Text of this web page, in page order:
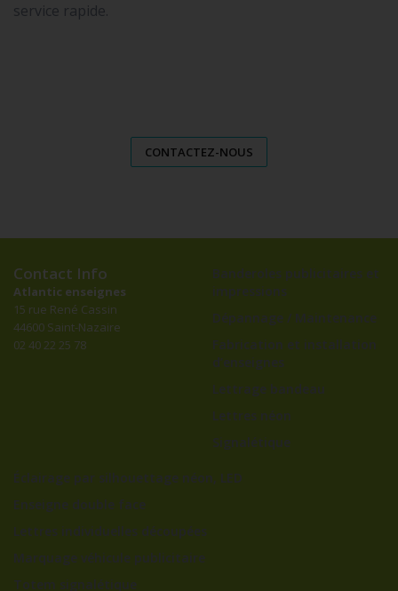
service rapide.
CONTACTEZ-NOUS
Contact Info
Atlantic enseignes
15 rue René Cassin
44600 Saint-Nazaire
02 40 22 25 78
Banderoles publicitaires et
impressions
Dépannage / Maintenance
Fabrication et installation
d’enseignes
Lettrage bandeau
Lettres néon
Signalétique
Éclairage par silhouettage néon, LED
Enseigne double face
Lettres individuelles découpées
Marquage véhicule publicitaire
Totem signalétique